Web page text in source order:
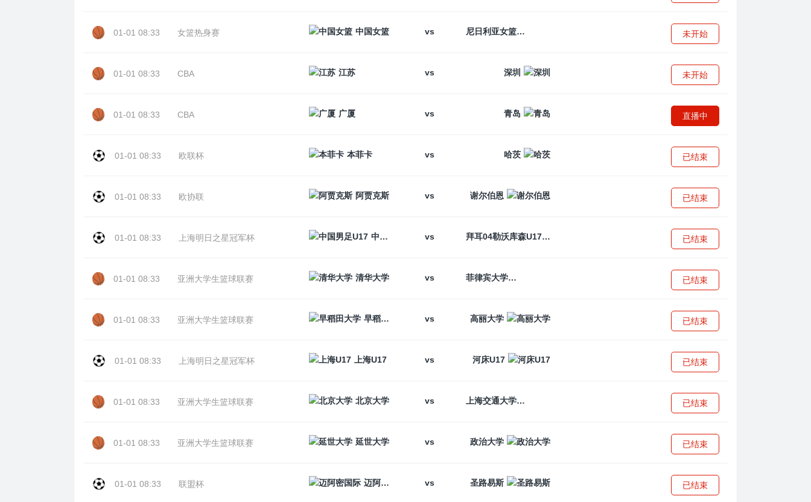
01-01 08:33 女篮热身赛 中国女篮 vs 尼日利亚女篮 未开始
01-01 08:33 CBA 江苏 vs 深圳 未开始
01-01 08:33 CBA 广厦 vs 青岛 直播中
01-01 08:33 欧联杯 本菲卡 vs 哈茨 已结束
01-01 08:33 欧协联 阿贾克斯 vs 谢尔伯恩 已结束
01-01 08:33 上海明日之星冠军杯 中国男足U17 vs 拜耳04勒沃库森U17 已结束
01-01 08:33 亚洲大学生篮球联赛 清华大学 vs 菲律宾大学 已结束
01-01 08:33 亚洲大学生篮球联赛 早稻田大学 vs 高丽大学 已结束
01-01 08:33 上海明日之星冠军杯 上海U17 vs 河床U17 已结束
01-01 08:33 亚洲大学生篮球联赛 北京大学 vs 上海交通大学 已结束
01-01 08:33 亚洲大学生篮球联赛 延世大学 vs 政治大学 已结束
01-01 08:33 联盟杯 迈阿密国际 vs 圣路易斯 已结束